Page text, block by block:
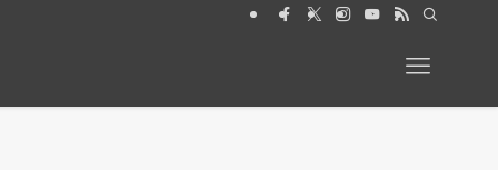
年6月号【特集】動物と暮らす 絶賛発売中